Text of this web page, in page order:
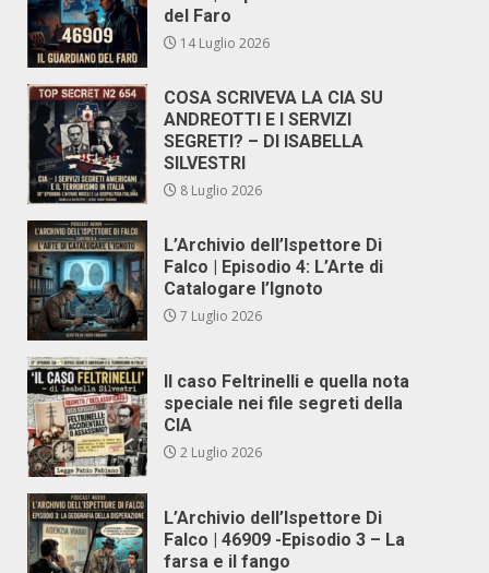
del Faro
14 Luglio 2026
COSA SCRIVEVA LA CIA SU
ANDREOTTI E I SERVIZI
SEGRETI? – DI ISABELLA
SILVESTRI
8 Luglio 2026
L’Archivio dell’Ispettore Di
Falco | Episodio 4: L’Arte di
Catalogare l’Ignoto
7 Luglio 2026
Il caso Feltrinelli e quella nota
speciale nei file segreti della
CIA
2 Luglio 2026
L’Archivio dell’Ispettore Di
Falco | 46909 -Episodio 3 – La
farsa e il fango